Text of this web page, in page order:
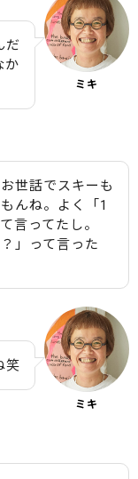
だ
か
ミキ
世話でスキーも
んね。よく「1
言ってたし。
」って言った
笑
ミキ